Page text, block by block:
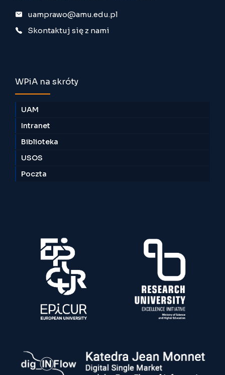
uamprawo@amu.edu.pl
Skontaktuj się z nami
WPiA na skróty
UAM
Intranet
Biblioteka
USOS
Poczta